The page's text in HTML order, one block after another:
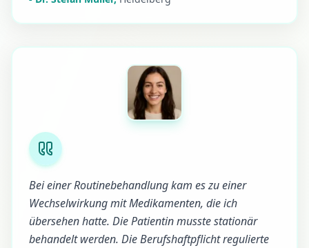
Bei einer Routinebehandlung kam es zu einer
Wechselwirkung mit Medikamenten, die ich
übersehen hatte. Die Patientin musste stationär
behandelt werden. Die Berufshaftpflicht regulierte